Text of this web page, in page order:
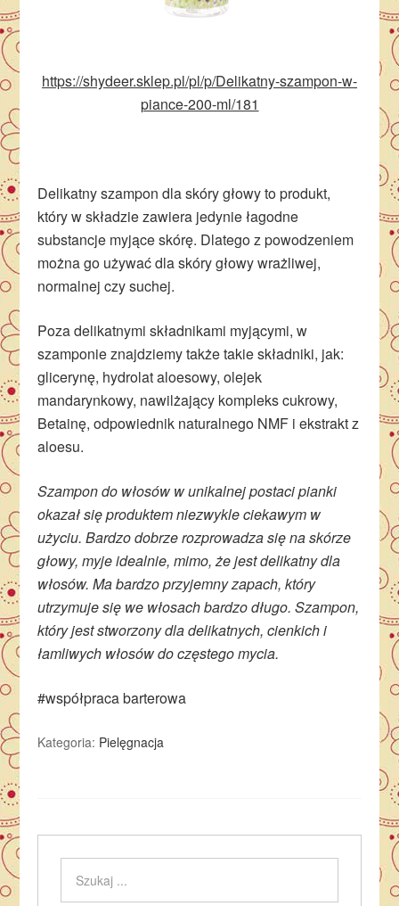
https://shydeer.sklep.pl/pl/p/Delikatny-szampon-w-
piance-200-ml/181
Delikatny szampon dla skóry głowy to produkt,
który w składzie zawiera jedynie łagodne
substancje myjące skórę. Dlatego z powodzeniem
można go używać dla skóry głowy wrażliwej,
normalnej czy suchej.
Poza delikatnymi składnikami myjącymi, w
szamponie znajdziemy także takie składniki, jak:
glicerynę, hydrolat aloesowy, olejek
mandarynkowy, nawilżający kompleks cukrowy,
Betainę, odpowiednik naturalnego NMF i ekstrakt z
aloesu.
Szampon do włosów w unikalnej postaci pianki
okazał się produktem niezwykle ciekawym w
użyciu. Bardzo dobrze rozprowadza się na skórze
głowy, myje idealnie, mimo, że jest delikatny dla
włosów. Ma bardzo przyjemny zapach, który
utrzymuje się we włosach bardzo długo. Szampon,
który jest stworzony dla delikatnych, cienkich i
łamliwych włosów do częstego mycia.
#współpraca barterowa
Kategoria: Pielęgnacja